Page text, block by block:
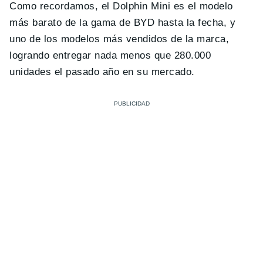
Como recordamos, el Dolphin Mini es el modelo
más barato de la gama de BYD hasta la fecha, y
uno de los modelos más vendidos de la marca,
logrando entregar nada menos que 280.000
unidades el pasado año en su mercado.